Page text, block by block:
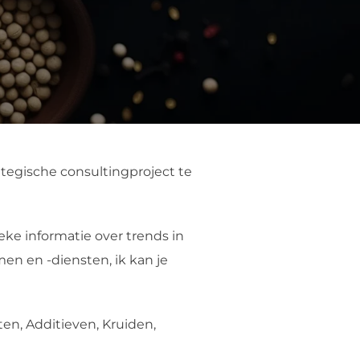
consultingproject te
informatie over trends in
en -diensten, ik kan je
Additieven, Kruiden,